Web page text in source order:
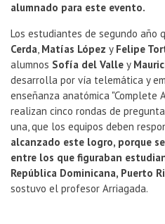
alumnado para este evento.
Los estudiantes de segundo año
Cerda, Matías López y Felipe
alumnos Sofía del Valle y
desarrolla por vía telemática y
enseñanza anatómica "Complete
realizan cinco rondas de
una, que los equipos deben
alcanzado este logro, porque
entre los que figuraban
República Dominicana, Puerto
sostuvo el profesor Arriagada.